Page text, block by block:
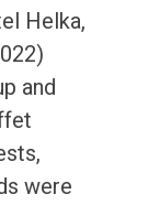
Helka,
and
were